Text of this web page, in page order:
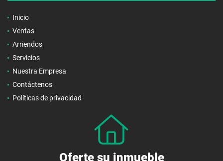
Inicio
Ventas
Arriendos
Servicios
Nuestra Empresa
Contáctenos
Políticas de privacidad
Oferte su inmueble